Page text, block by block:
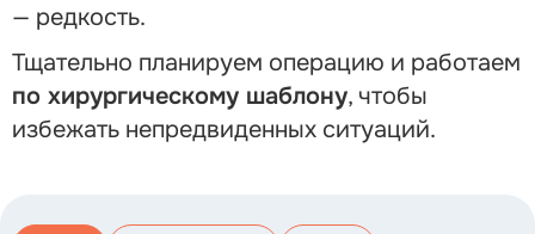
— редкость.
Тщательно планируем операцию и работаем
по хирургическому шаблону, чтобы
избежать непредвиденных ситуаций.